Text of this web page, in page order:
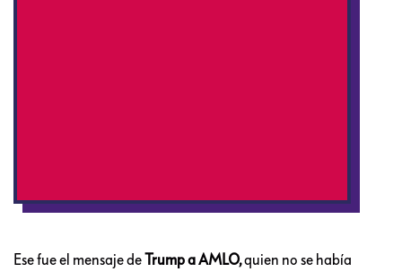
Ese fue el mensaje deTrump a AMLO,quien no se había